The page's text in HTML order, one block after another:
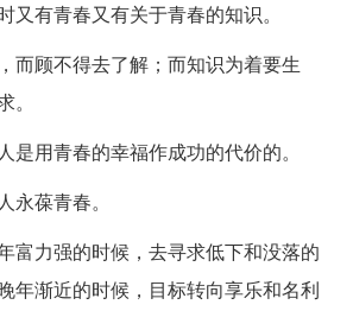
有青春又有关于青春的知识。
而顾不得去了解；而知识为着要生
用青春的幸福作成功的代价的。
葆青春。
力强的时候，去寻求低下和没落的
年渐近的时候，目标转向享乐和名利